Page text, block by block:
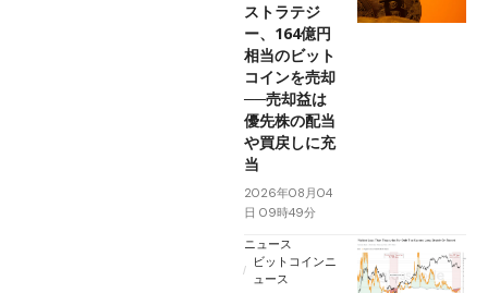
ストラテジ
ー、164億円
相当のビット
コインを売却
──売却益は
優先株の配当
や買戻しに充
当
2026年08月04
日 09時49分
ニュース
ビットコインニ
ュース